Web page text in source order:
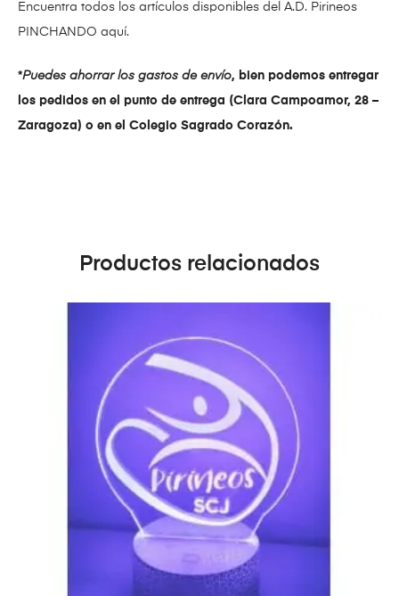
Encuentra todos los artículos disponibles del A.D. Pirineos
PINCHANDO aquí.
*Puedes ahorrar los gastos de envío, bien podemos entregar
los pedidos en el punto de entrega (Clara Campoamor, 28 –
Zaragoza) o en el Colegio Sagrado Corazón.
Productos relacionados